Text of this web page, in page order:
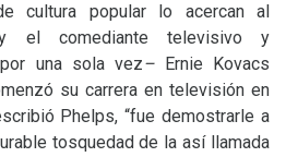
cultura popular lo acercan al
y el comediante televisivo y
por una sola vez–Ernie Kovacs
su carrera en televisión en
Phelps, “fue demostrarle a
tosquedad de la así llamada